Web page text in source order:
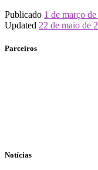
Publicado 1 de março de
Updated 22 de maio de
Parceiros
Notícias